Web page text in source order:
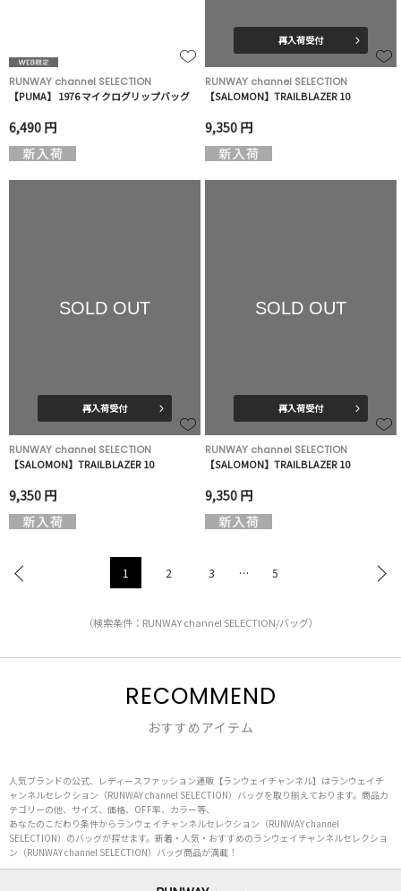
RUNWAY channel SELECTION
【PUMA】 1976 マイクログリップバッグ
6,490 円
再入荷受付
RUNWAY channel SELECTION
【SALOMON】TRAILBLAZER 10
9,350 円
SOLD OUT
再入荷受付
RUNWAY channel SELECTION
【SALOMON】TRAILBLAZER 10
9,350 円
SOLD OUT
再入荷受付
RUNWAY channel SELECTION
【SALOMON】TRAILBLAZER 10
9,350 円
1 2 3 … 5
（検索条件：RUNWAY channel SELECTION/バッグ）
RECOMMEND
おすすめアイテム
人気ブランドの公式、レディースファッション通販【ランウェイチャンネル】はランウェイチ
ャンネルセレクション（RUNWAY channel SELECTION）バッグを取り揃えております。商品カ
テゴリーの他、サイズ、価格、OFF率、カラー等、
あなたのこだわり条件からランウェイチャンネルセレクション（RUNWAY channel
SELECTION）のバッグが探せます。新着・人気・おすすめのランウェイチャンネルセレクショ
ン（RUNWAY channel SELECTION）バッグ商品が満載！